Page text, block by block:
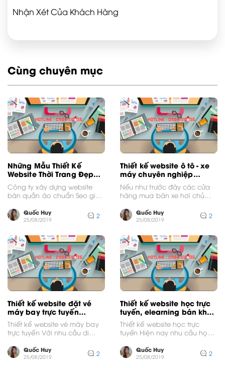
Nhận Xét Của Khách Hàng
Cùng chuyên mục
Những Mẫu Thiết Kế
Website Thời Trang Đẹp
Chuyên Nghiệp
Công ty xây dựng website
bán quần áo chuẩn Seo giá
quần áo...
Quốc Huy
25/08/2019 2
Thiết kế website ô tô - xe
máy chuyên nghiệp
chuẩn SEO
Nếu như trước đây các cửa
hàng mua bán xe hơi chủ
dịch...Quốc Huy
25/08/2019 2
Thiết kế website đặt vé
máy bay trực tuyến
chuyên nghiệp chuẩn seo
Thiết kế website vé máy bay
trực tuyến Với nhu cầu di
không ngày...
Quốc Huy
25/08/2019 2
Thiết kế website học trực
tuyến, elearning bán khoá
học chuyên nghiệp
Thiết kế website học trực
tuyến Hiện nay nhu cầu học
Quốc Huy
25/08/2019 2